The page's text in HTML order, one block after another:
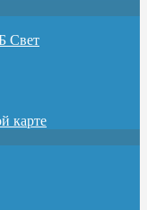
Свет
карте